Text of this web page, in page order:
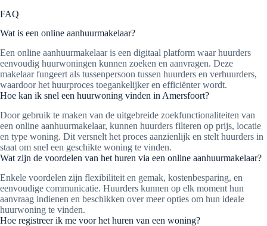
FAQ
Wat is een online aanhuurmakelaar?
Een online aanhuurmakelaar is een digitaal platform waar huurders
eenvoudig huurwoningen kunnen zoeken en aanvragen. Deze
makelaar fungeert als tussenpersoon tussen huurders en verhuurders,
waardoor het huurproces toegankelijker en efficiënter wordt.
Hoe kan ik snel een huurwoning vinden in Amersfoort?
Door gebruik te maken van de uitgebreide zoekfunctionaliteiten van
een online aanhuurmakelaar, kunnen huurders filteren op prijs, locatie
en type woning. Dit versnelt het proces aanzienlijk en stelt huurders in
staat om snel een geschikte woning te vinden.
Wat zijn de voordelen van het huren via een online aanhuurmakelaar?
Enkele voordelen zijn flexibiliteit en gemak, kostenbesparing, en
eenvoudige communicatie. Huurders kunnen op elk moment hun
aanvraag indienen en beschikken over meer opties om hun ideale
huurwoning te vinden.
Hoe registreer ik me voor het huren van een woning?